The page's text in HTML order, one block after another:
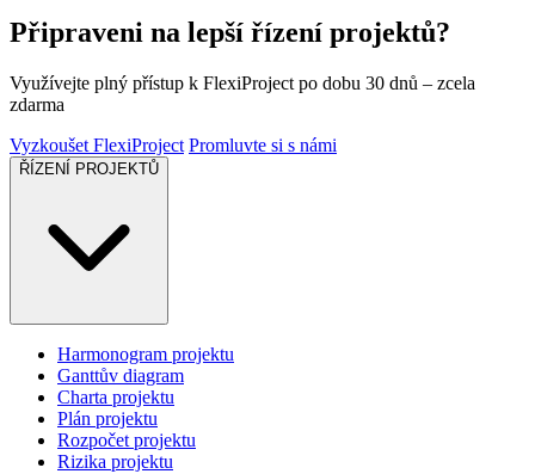
Připraveni na lepší řízení projektů?
Využívejte plný přístup k FlexiProject po dobu 30 dnů – zcela
zdarma
Vyzkoušet FlexiProject Promluvte si s námi
ŘÍZENÍ PROJEKTŮ
Harmonogram projektu
Ganttův diagram
Charta projektu
Plán projektu
Rozpočet projektu
Rizika projektu